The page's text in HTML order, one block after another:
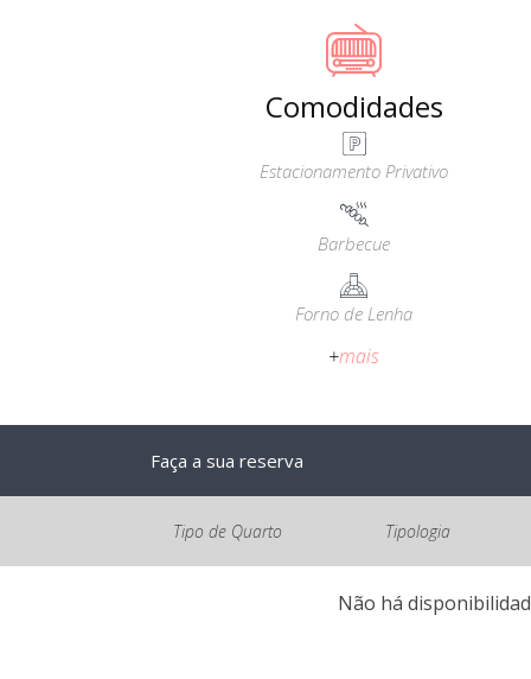
Comodidades
Estacionamento Privativo
Barbecue
Forno de Lenha
+mais
Faça a sua reserva
Tipo de Quarto Tipologia
Não há